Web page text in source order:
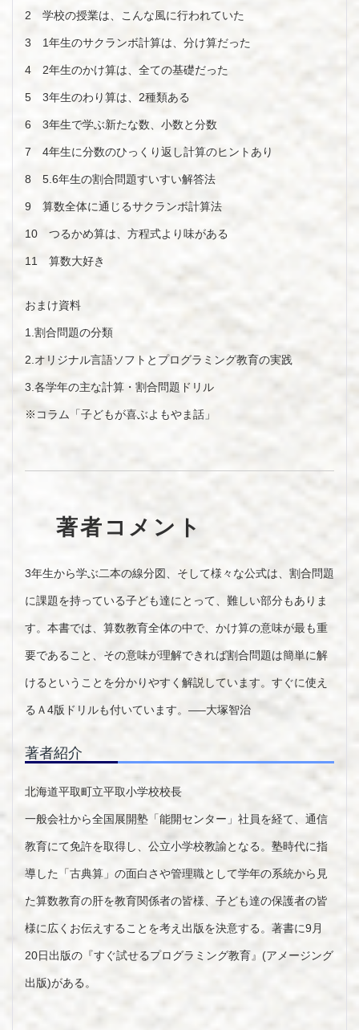
2 学校の授業は、こんな風に行われていた
3 1年生のサクランボ計算は、分け算だった
4 2年生のかけ算は、全ての基礎だった
5 3年生のわり算は、2種類ある
6 3年生で学ぶ新たな数、小数と分数
7 4年生に分数のひっくり返し計算のヒントあり
8 5.6年生の割合問題すいすい解答法
9 算数全体に通じるサクランボ計算法
10 つるかめ算は、方程式より味がある
11 算数大好き
おまけ資料
1.割合問題の分類
2.オリジナル言語ソフトとプログラミング教育の実践
3.各学年の主な計算・割合問題ドリル
※コラム「子どもが喜ぶよもやま話」
著者コメント
3年生から学ぶ二本の線分図、そして様々な公式は、割合問題
に課題を持っている子ども達にとって、難しい部分もありま
す。本書では、算数教育全体の中で、かけ算の意味が最も重
要であること、その意味が理解できれば割合問題は簡単に解
けるということを分かりやすく解説しています。すぐに使え
るＡ4版ドリルも付いています。—–大塚智治
著者紹介
北海道平取町立平取小学校校長
一般会社から全国展開塾「能開センター」社員を経て、通信
教育にて免許を取得し、公立小学校教諭となる。塾時代に指
導した「古典算」の面白さや管理職として学年の系統から見
た算数教育の肝を教育関係者の皆様、子ども達の保護者の皆
様に広くお伝えすることを考え出版を決意する。著書に9月
20日出版の『すぐ試せるプログラミング教育』(アメージング
出版)がある。